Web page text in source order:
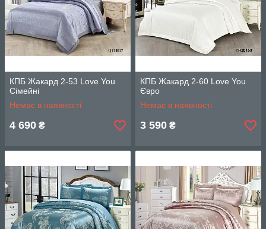
КПБ Жакард 2-53 Love You
Сімейні
Немає в наявності
4 690 ₴
КПБ Жакард 2-60 Love You
Євро
Немає в наявності
3 590 ₴